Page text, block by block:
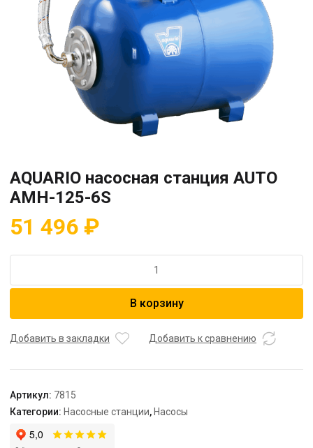
AQUARIO насосная станция AUTO
AMH-125-6S
51 496 ₽
AQUARIO
AUTO
В корзину
Добавить в закладки Добавить к сравнению
Артикул: 7815
Категории: Насосные станции, Насосы